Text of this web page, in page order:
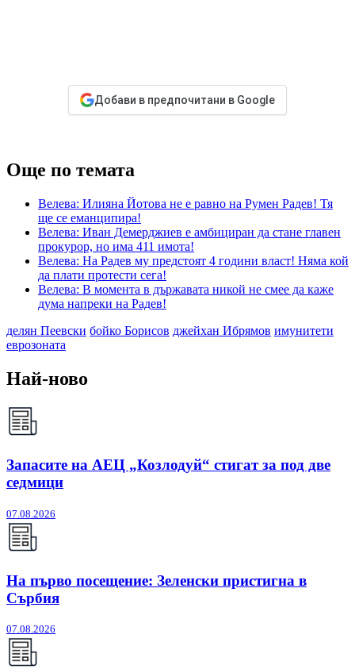
Добави в предпочитани в Google
Още по темата
Велева: Илияна Йотова не е равно на Румен Радев! Тя
ще се еманципира!
Велева: Иван Демерджиев е амбициран да стане главен
прокурор, но има 411 имота!
Велева: На Радев му предстоят 4 години власт! Няма кой
да плати протести сега!
Велева: В момента в държавата никой не смее да каже
дума напреки на Радев!
делян Пеевски бойко Борисов джейхан Ибрямов имунитети
еврозоната
Най-ново
Запасите на АЕЦ „Козлодуй“ стигат за под две
седмици
07.08.2026
На първо посещение: Зеленски пристигна в
Сърбия
07.08.2026